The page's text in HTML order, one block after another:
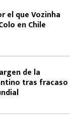
el que Vozinha
en Chile
de la
tras fracaso